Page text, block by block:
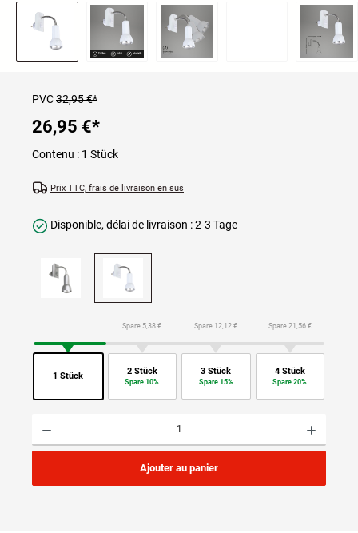
PVC32,95 €*
26,95 €*
Contenu : 1 Stück
Prix TTC, frais de livraison en sus
Disponible, délai de livraison : 2-3 Tage
1 Stück
Spare 5,38 €
2 Stück
Spare 10%
Spare 12,12 €
3 Stück
Spare 15%
Spare 21,56 €
4 Stück
Spare 20%
Ajouter au panier